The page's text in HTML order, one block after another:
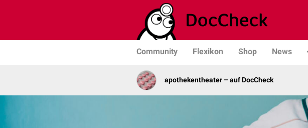
Community Flexikon Shop News
apothekentheater – auf DocCheck